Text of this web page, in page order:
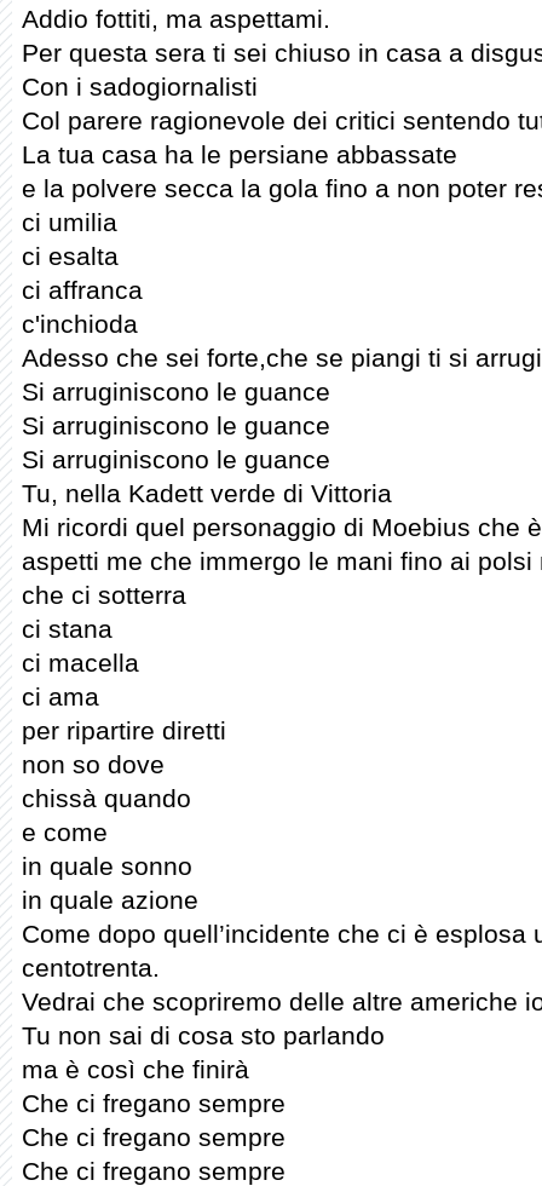
Addio fottiti, ma aspettami.
Per questa sera ti sei chiuso in casa a
Con i sadogiornalisti
Col parere ragionevole dei critici sentendo
La tua casa ha le persiane abbassate
e la polvere secca la gola fino a non poter
ci umilia
ci esalta
ci affranca
c'inchioda
Adesso che sei forte,che se piangi ti si
Si arruginiscono le guance
Si arruginiscono le guance
Si arruginiscono le guance
Tu, nella Kadett verde di Vittoria
Mi ricordi quel personaggio di Moebius che
aspetti me che immergo le mani fino ai polsi
che ci sotterra
ci stana
ci macella
ci ama
per ripartire diretti
non so dove
chissà quando
e come
in quale sonno
in quale azione
Come dopo quell’incidente che ci è
centotrenta.
Vedrai che scopriremo delle altre americhe
Tu non sai di cosa sto parlando
ma è così che finirà
Che ci fregano sempre
Che ci fregano sempre
Che ci fregano sempre